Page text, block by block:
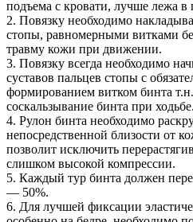
подъема с кровати, лучше лежа в
2. Повязку необходимо
стопы, равномерными витками
травму кожи при движении.
3. Повязку всегда необходимо
суставов пальцев стопы с
формированием витком бинта
соскальзывание бинта при ходьбе.
4. Рулон бинта необходимо
непосредственной близости от
позволит исключить
слишком высокой компрессии.
5. Каждый тур бинта должен
— 50%.
6. Для лучшей фиксации